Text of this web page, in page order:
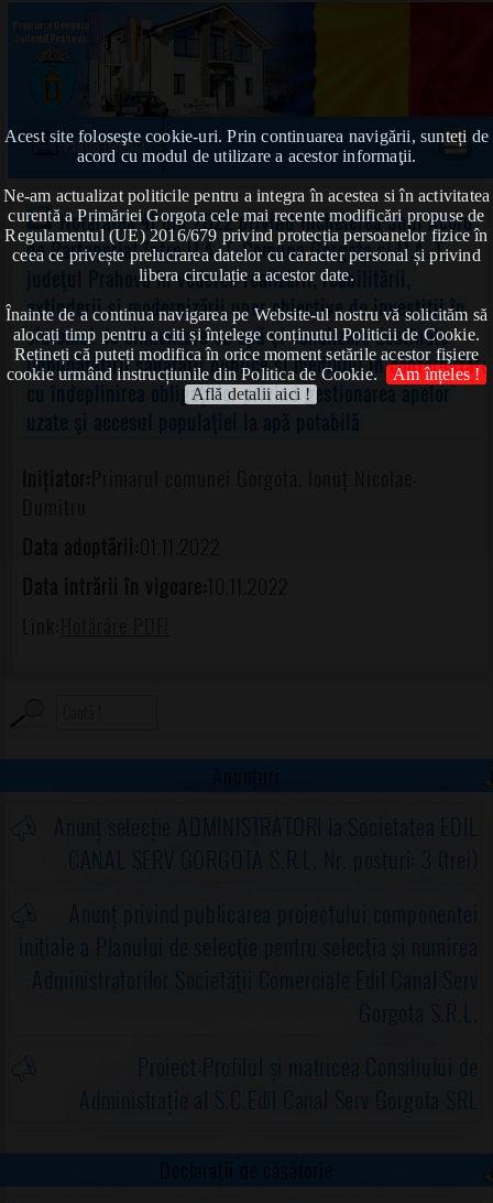
Acest site foloseşte cookie-uri. Prin continuarea navigării, sunteți de
acord cu modul de utilizare a acestor informaţii.
Ne-am actualizat politicile pentru a integra în acestea si în activitatea
curentă a Primăriei Gorgota cele mai recente modificări propuse de
Regulamentul (UE) 2016/679 privind protecția persoanelor fizice în
ceea ce privește prelucrarea datelor cu caracter personal și privind
libera circulație a acestor date.
Înainte de a continua navigarea pe Website-ul nostru vă solicităm să
alocați timp pentru a citi și înțelege conținutul Politicii de Cookie.
Rețineți că puteți modifica în orice moment setările acestor fişiere
cookie urmând instrucțiunile din Politica de Cookie.
Am înțeles !
Află detalii aici !
Prima pagină
Hotărârea 41 din 2022 privind încheierea unui Acord
de Parteneriat între U.A. T. Comuna Gorgota şi U.A. T.
judeţul Prahova în vederea realizării, reabilitării,
extinderii şi modernizării unor obiective de investiţii în
sistemul de alimentare cu apă şi canalizare destinate
îmbunătăţirii sănătăţii publice şi mediului în conformitate
cu îndeplinirea obligaţiilor privind gestionarea apelor
Anunțuri
Anunț selecție ADMINISTRATORI la Societatea EDIL
CANAL SERV GORGOTA S.R.L. Nr. posturi: 3 (trei)
Anunț privind publicarea proiectului componentei
iniţiale a Planului de selecţie pentru selecţia şi numirea
Administratorilor Societăţii Comerciale Edil Canal Serv
Gorgota S.R.L.
Proiect-Profilul și matricea Consiliului de
Administrație al S.C.Edil Canal Serv Gorgota SRL
Declarații de căsătorie